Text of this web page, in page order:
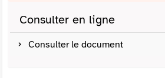
Consulter en ligne
Consulter le document